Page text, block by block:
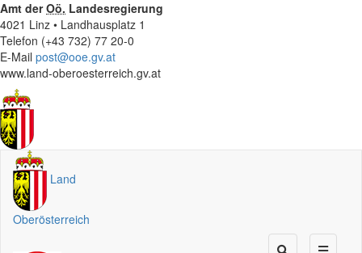
Amt derOö. Landesregierung
4021 Linz • Landhausplatz 1
Telefon (+43 732) 77 20-0
E-Mail post@ooe.gv.at
www.land-oberoesterreich.gv.at
Land
Oberösterreich